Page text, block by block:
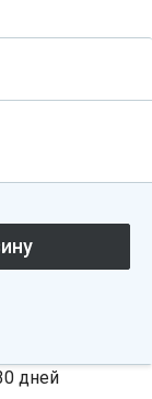
дней